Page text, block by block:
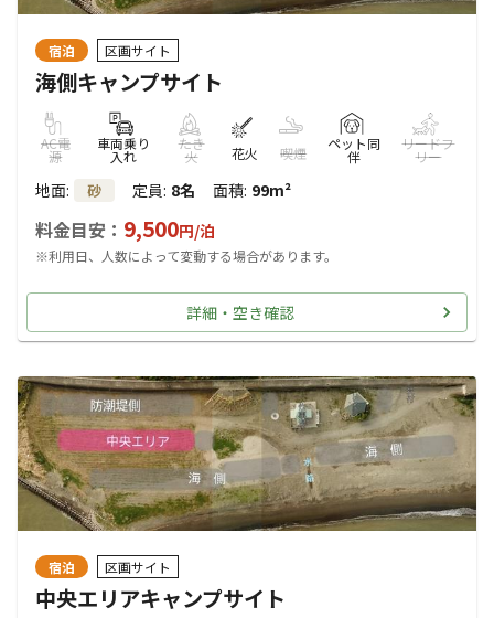
宿泊 区画サイト
海側キャンプサイト
AC電
源
車両乗り
入れ
たき
火 花火 喫煙
ペット同
伴
リードフ
リー
地面: 砂 定員: 8名 面積: 99m²
料金目安： 9,500円/泊
※利用日、人数によって変動する場合があります。
詳細・空き確認
宿泊 区画サイト
中央エリアキャンプサイト